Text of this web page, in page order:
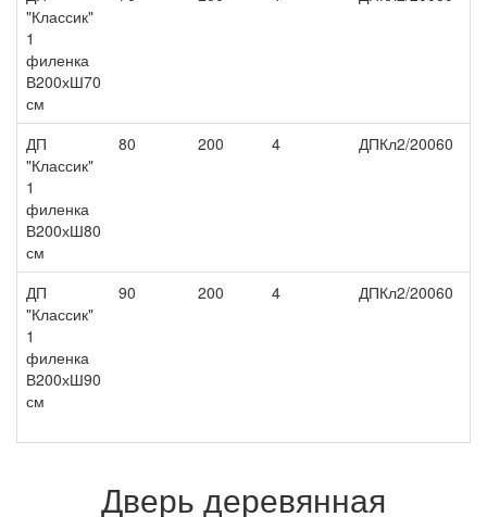
"Классик"
1
филенка
В200хШ70
см
ДП
"Классик"
1
филенка
В200хШ80
см
80 200 4 ДПКл2/20060
ДП
"Классик"
1
филенка
В200хШ90
см
90 200 4 ДПКл2/20060
Дверь деревянная